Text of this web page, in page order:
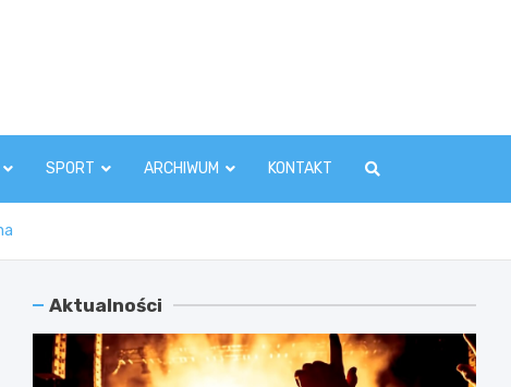
SPORT ARCHIWUM KONTAKT
Aktualności